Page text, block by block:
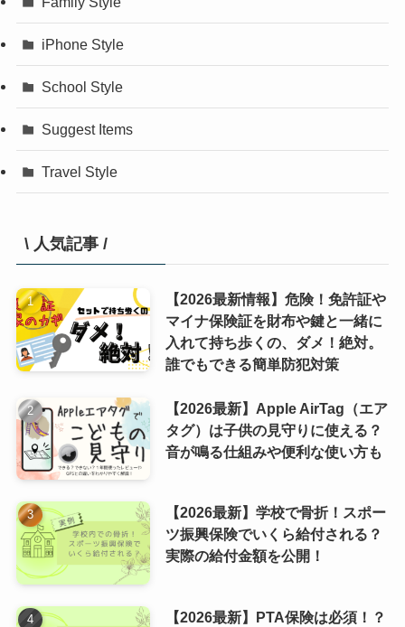
iPhone Style
School Style
Suggest Items
Travel Style
\ 人気記事 /
【2026最新情報】危険！免許証や
マイナ保険証を財布や鍵と一緒に
入れて持ち歩くの、ダメ！絶対。
誰でもできる簡単防犯対策
【2026最新】Apple AirTag（エア
タグ）は子供の見守りに使える？
音が鳴る仕組みや便利な使い方も
【2026最新】学校で骨折！スポー
ツ振興保険でいくら給付される？
実際の給付金額を公開！
【2026最新】PTA保険は必須！？